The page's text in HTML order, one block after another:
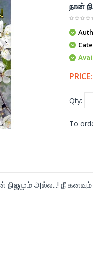
நான்
PRICE:
Qty:
To
நிஜமும் அல்ல...! நீ